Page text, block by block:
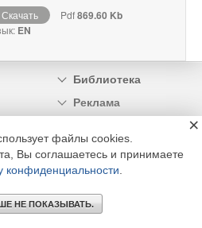
Скачать Pdf869.60 Kb
EN
Библиотека
Реклама
дом «МЕДИА ТЕХНОЛОДЖИ» +7 (495) 665-00-
файлы cookies.
Вы соглашаетесь и принимаете
конфиденциальности
НЕ ПОКАЗЫВАТЬ.
×